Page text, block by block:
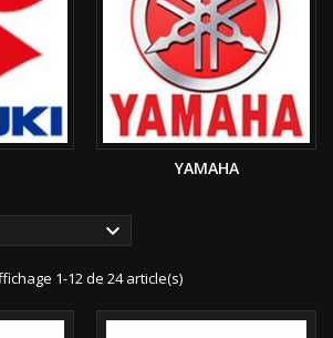
YAMAHA

1-12 de 24 article(s)